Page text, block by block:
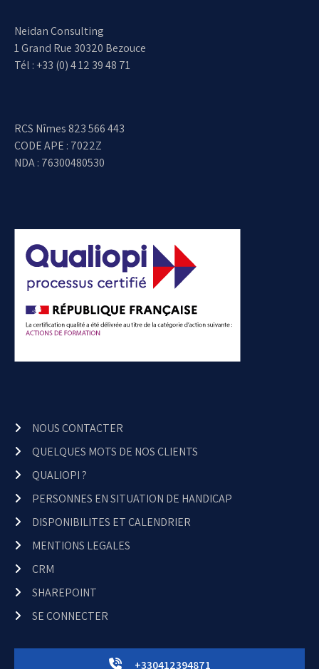
Neidan Consulting
1 Grand Rue 30320 Bezouce
Tél : +33 (0) 4 12 39 48 71
RCS Nîmes 823 566 443
CODE APE : 7022Z
NDA : 76300480530
NOUS CONTACTER
QUELQUES MOTS DE NOS CLIENTS
QUALIOPI ?
PERSONNES EN SITUATION DE HANDICAP
DISPONIBILITES ET CALENDRIER
MENTIONS LEGALES
CRM
SHAREPOINT
SE CONNECTER
+330412394871